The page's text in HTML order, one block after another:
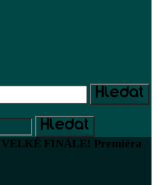
FINÁLE! Premiéra